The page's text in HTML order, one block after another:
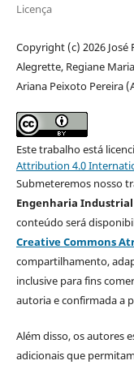
Licença
Copyright (c) 2026
Alegrette, Regiane
Ariana Peixoto Pereira
Este trabalho está
Attribution 4.0
Submeteremos nosso
Engenharia Industrial
conteúdo será
Creative Commons
compartilhamento,
inclusive para fins
autoria e confirmada a
Além disso, os autores
adicionais que